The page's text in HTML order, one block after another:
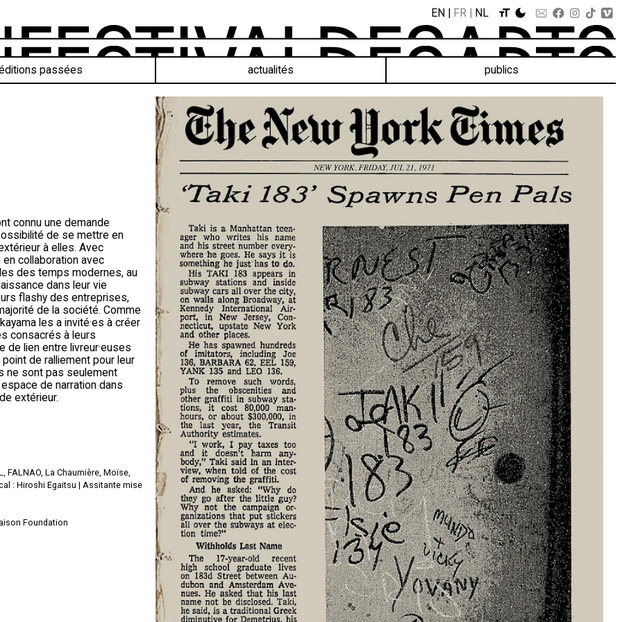
EN FR NL
passées actualités publics
connu une demande
de se mettre en
à elles. Avec
en collaboration avec
des temps modernes, au
dans leur vie
flashy des entreprises,
de la société. Comme
les a invité·es à créer
consacrés à leurs
de lien entre livreur·euses
de ralliement pour leur
ne sont pas seulement
de narration dans
extérieur.
FALNAO, La Chaumière, Moïse,
: Hiroshi Egaitsu | Assitante mise
Foundation